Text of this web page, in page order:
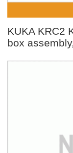
KUKA KRC2
box